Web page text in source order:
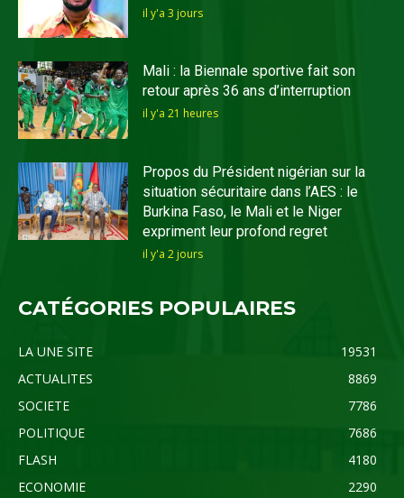
il y'a 3 jours
Mali : la Biennale sportive fait son
retour après 36 ans d’interruption
il y'a 21 heures
Propos du Président nigérian sur la
situation sécuritaire dans l’AES : le
Burkina Faso, le Mali et le Niger
expriment leur profond regret
il y'a 2 jours
CATÉGORIES POPULAIRES
LA UNE SITE
19531
ACTUALITES
8869
SOCIETE
7786
POLITIQUE
7686
FLASH
4180
ECONOMIE
2290